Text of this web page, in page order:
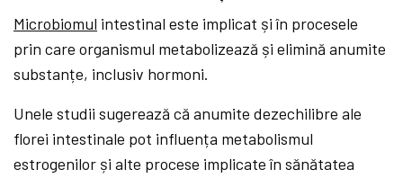
Microbiomul intestinal este implicat și în procesele
prin care organismul metabolizează și elimină anumite
substanțe, inclusiv hormoni.
Unele studii sugerează că anumite dezechilibre ale
florei intestinale pot influența metabolismul
estrogenilor și alte procese implicate în sănătatea